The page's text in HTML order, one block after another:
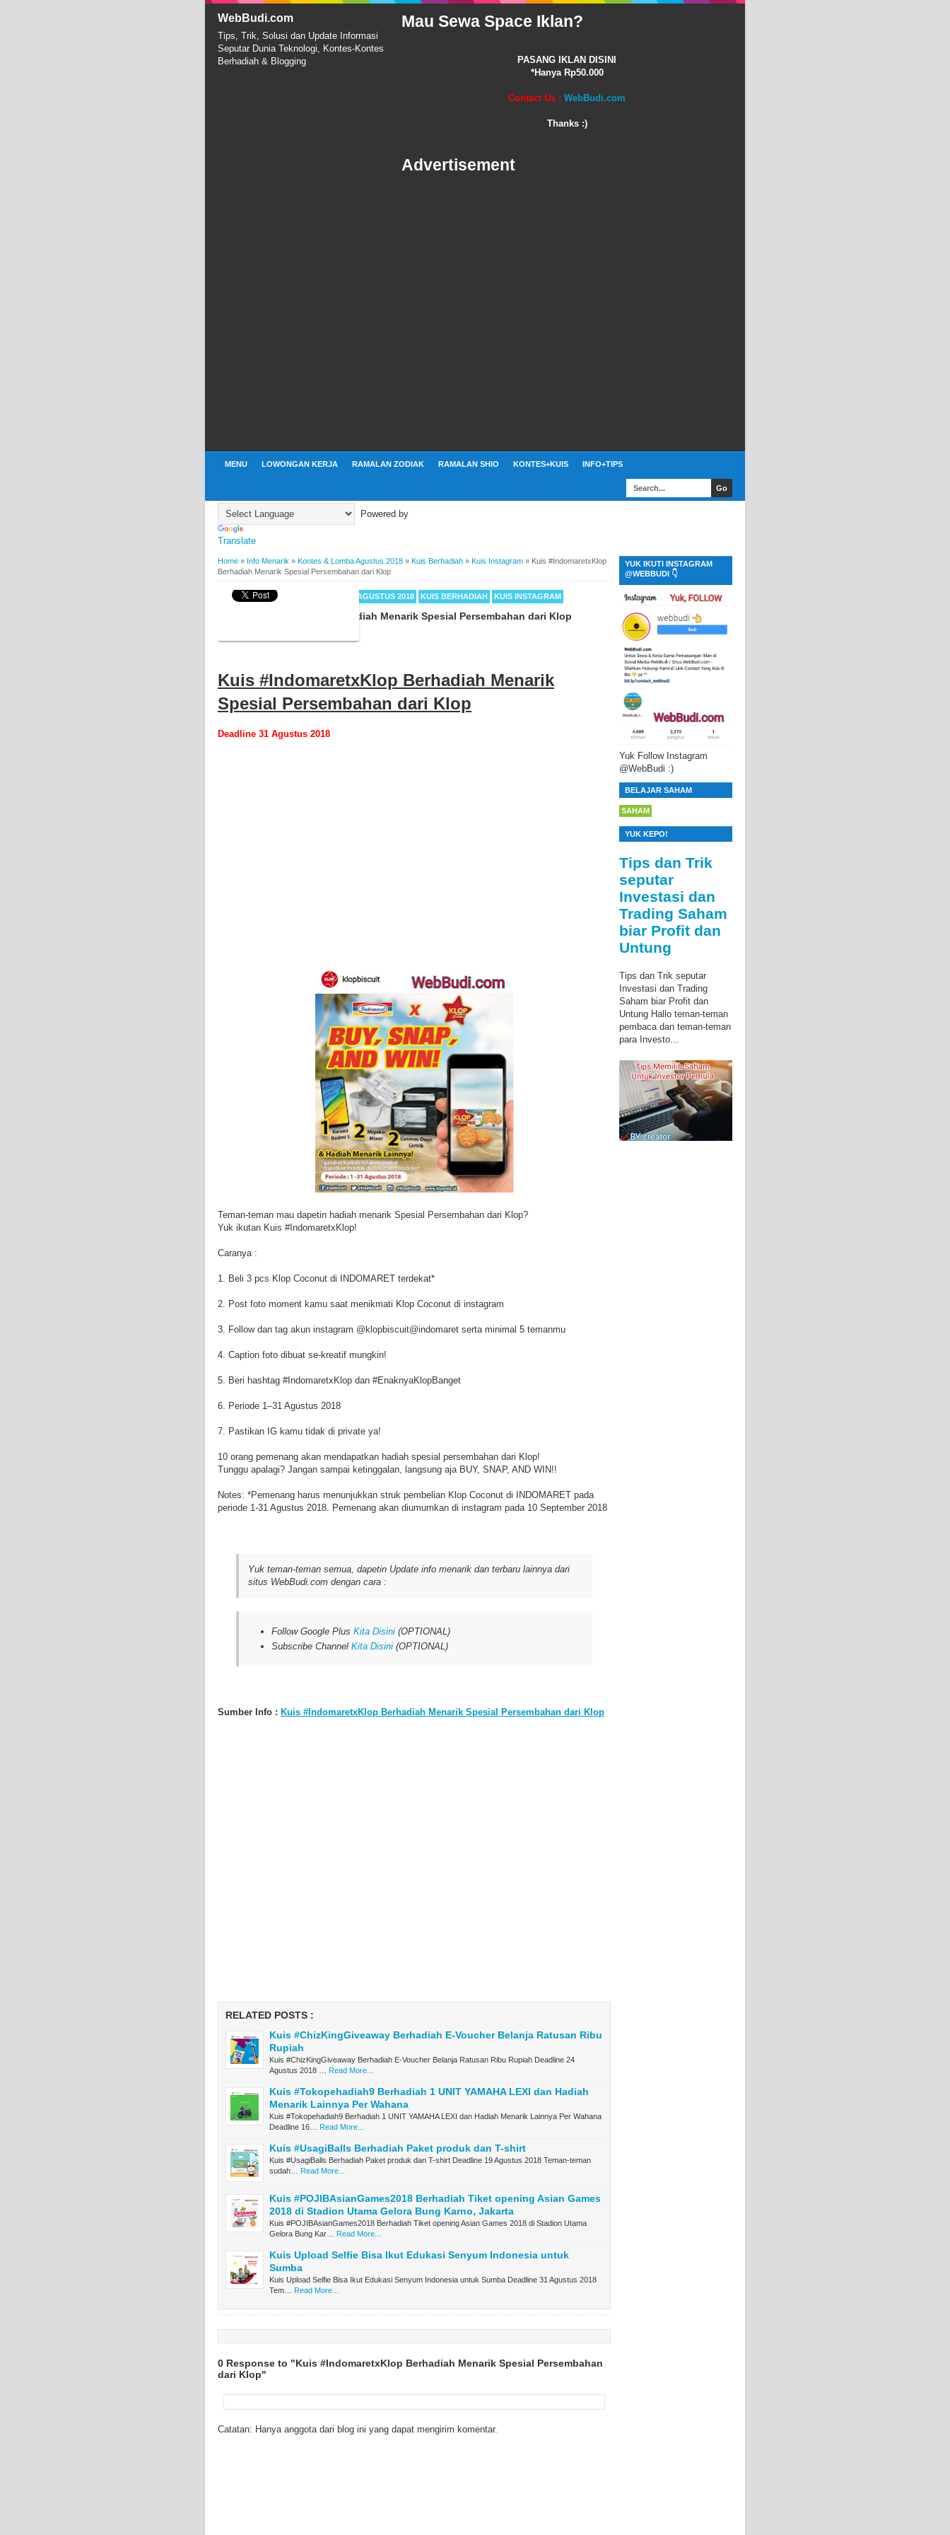
WebBudi.com
Tips, Trik, Solusi dan Update Informasi
Seputar Dunia Teknologi, Kontes-Kontes
Berhadiah & Blogging
Mau Sewa Space Iklan?
PASANG IKLAN DISINI
*Hanya Rp50.000
Contact Us : WebBudi.com
Thanks :)
Advertisement
MENU LOWONGAN KERJA RAMALAN ZODIAK RAMALAN SHIO KONTES+KUIS INFO+TIPS
Powered by
Translate
Home » Info Menarik » Kontes & Lomba Agustus 2018 » Kuis Berhadiah » Kuis Instagram » Kuis #IndomaretxKlop
Berhadiah Menarik Spesial Persembahan dari Klop
INFO MENARIK KONTES & LOMBA AGUSTUS 2018 KUIS BERHADIAH KUIS INSTAGRAM
Kuis #IndomaretxKlop Berhadiah Menarik Spesial Persembahan dari Klop
Kuis #IndomaretxKlop Berhadiah Menarik
Spesial Persembahan dari Klop
Deadline 31 Agustus 2018
Teman-teman mau dapetin hadiah menarik Spesial Persembahan dari Klop?
Yuk ikutan Kuis #IndomaretxKlop!
Caranya :
1. Beli 3 pcs Klop Coconut di INDOMARET terdekat*
2. Post foto moment kamu saat menikmati Klop Coconut di instagram
3. Follow dan tag akun instagram @klopbiscuit@indomaret serta minimal 5 temanmu
4. Caption foto dibuat se-kreatif mungkin!
5. Beri hashtag #IndomaretxKlop dan #EnaknyaKlopBanget
6. Periode 1–31 Agustus 2018
7. Pastikan IG kamu tidak di private ya!
10 orang pemenang akan mendapatkan hadiah spesial persembahan dari Klop!
Tunggu apalagi? Jangan sampai ketinggalan, langsung aja BUY, SNAP, AND WIN!!
Notes: *Pemenang harus menunjukkan struk pembelian Klop Coconut di INDOMARET pada
periode 1-31 Agustus 2018. Pemenang akan diumumkan di instagram pada 10 September 2018
Yuk teman-teman semua, dapetin Update info menarik dan terbaru lainnya dari
situs WebBudi.com dengan cara :
Follow Google Plus Kita Disini(OPTIONAL)
Subscribe Channel Kita Disini(OPTIONAL)
Sumber Info : Kuis #IndomaretxKlop Berhadiah Menarik Spesial Persembahan dari Klop
RELATED POSTS :
Kuis #ChizKingGiveaway Berhadiah E-Voucher Belanja Ratusan Ribu
Rupiah
Kuis #ChizKingGiveaway Berhadiah E-Voucher Belanja Ratusan Ribu Rupiah Deadline 24
Agustus 2018 …
Read More...
Kuis #Tokopehadiah9 Berhadiah 1 UNIT YAMAHA LEXI dan Hadiah
Menarik Lainnya Per Wahana
Kuis #Tokopehadiah9 Berhadiah 1 UNIT YAMAHA LEXI dan Hadiah Menarik Lainnya Per Wahana
Deadline 16…
Read More...
Kuis #UsagiBalls Berhadiah Paket produk dan T-shirt
Kuis #UsagiBalls Berhadiah Paket produk dan T-shirt Deadline 19 Agustus 2018 Teman-teman
sudah…
Read More...
Kuis #POJIBAsianGames2018 Berhadiah Tiket opening Asian Games
2018 di Stadion Utama Gelora Bung Karno, Jakarta
Kuis #POJIBAsianGames2018 Berhadiah Tiket opening Asian Games 2018 di Stadion Utama
Gelora Bung Kar…
Read More...
Kuis Upload Selfie Bisa Ikut Edukasi Senyum Indonesia untuk
Sumba
Kuis Upload Selfie Bisa Ikut Edukasi Senyum Indonesia untuk Sumba Deadline 31 Agustus 2018
Tem…
Read More...
0 Response to "Kuis #IndomaretxKlop Berhadiah Menarik Spesial Persembahan
dari Klop"
Catatan: Hanya anggota dari blog ini yang dapat mengirim komentar.
YUK IKUTI INSTAGRAM
@WEBBUDI 👇
Yuk Follow Instagram
@WebBudi :)
BELAJAR SAHAM
SAHAM
YUK KEPO!
Tips dan Trik
seputar
Investasi dan
Trading Saham
biar Profit dan
Untung
Tips dan Trik seputar
Investasi dan Trading
Saham biar Profit dan
Untung Hallo teman-teman
pembaca dan teman-teman
para Investo...